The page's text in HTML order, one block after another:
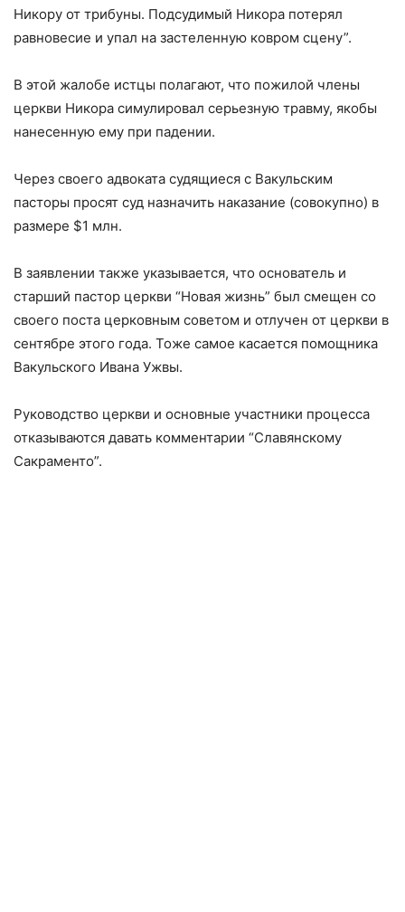
Никору от трибуны. Подсудимый Никора потерял
равновесие и упал на застеленную ковром сцену”.
В этой жалобе истцы полагают, что пожилой члены
церкви Никора симулировал серьезную травму, якобы
нанесенную ему при падении.
Через своего адвоката судящиеся с Вакульским
пасторы просят суд назначить наказание (совокупно) в
размере $1 млн.
В заявлении также указывается, что основатель и
старший пастор церкви “Новая жизнь” был смещен со
своего поста церковным советом и отлучен от церкви в
сентябре этого года. Тоже самое касается помощника
Вакульского Ивана Ужвы.
Руководство церкви и основные участники процесса
отказываются давать комментарии “Славянскому
Сакраменто”.